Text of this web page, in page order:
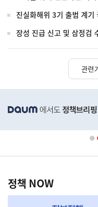
진실화해위 3기 출범 계
장성 진급 신고 및 삼정검
관련
단
영
책
NOW,
정책 NOW